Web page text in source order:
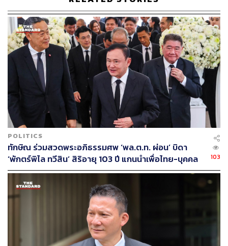
เป็นต้น
แต่ภายหลังรัฐประหาร 19 กันยายน 2549 จนถึงปี 2559 เส้น
ทางการเติบโตขึ้นสู่ตำแหน่งผู้บัญชาการทหารบกเป็นการ
แข่งขันระหว่างกลุ่มย่อยภายในกองทัพบกระหว่างวงศ์เทวัญ
(กองพลที่ 1 รักษาพระองค์), บูรพาพยัคฆ์ (กองพลทหารราบที่
2 รักษาพระองค์) และรบพิเศษ (หน่วยบัญชาการสงคราม
พิเศษ)
โดยเฉพาะบูรพาพยัคฆ์ (กองพลทหารราบที่ 2 รักษาพระองค์)
สามารถขึ้นดำรงตำแหน่งผู้บัญชาทหารบกติดต่อกันระหว่าง
ปี 2550-2559
POLITICS
ทักษิณ ร่วมสวดพระอภิธรรมศพ ‘พล.ต.ท. ผ่อน’ บิดา
‘พักตร์พิไล ทวีสิน’ สิริอายุ 103 ปี แกนนำเพื่อไทย-บุคคล
หลากวงการร่วมอาลัย
103